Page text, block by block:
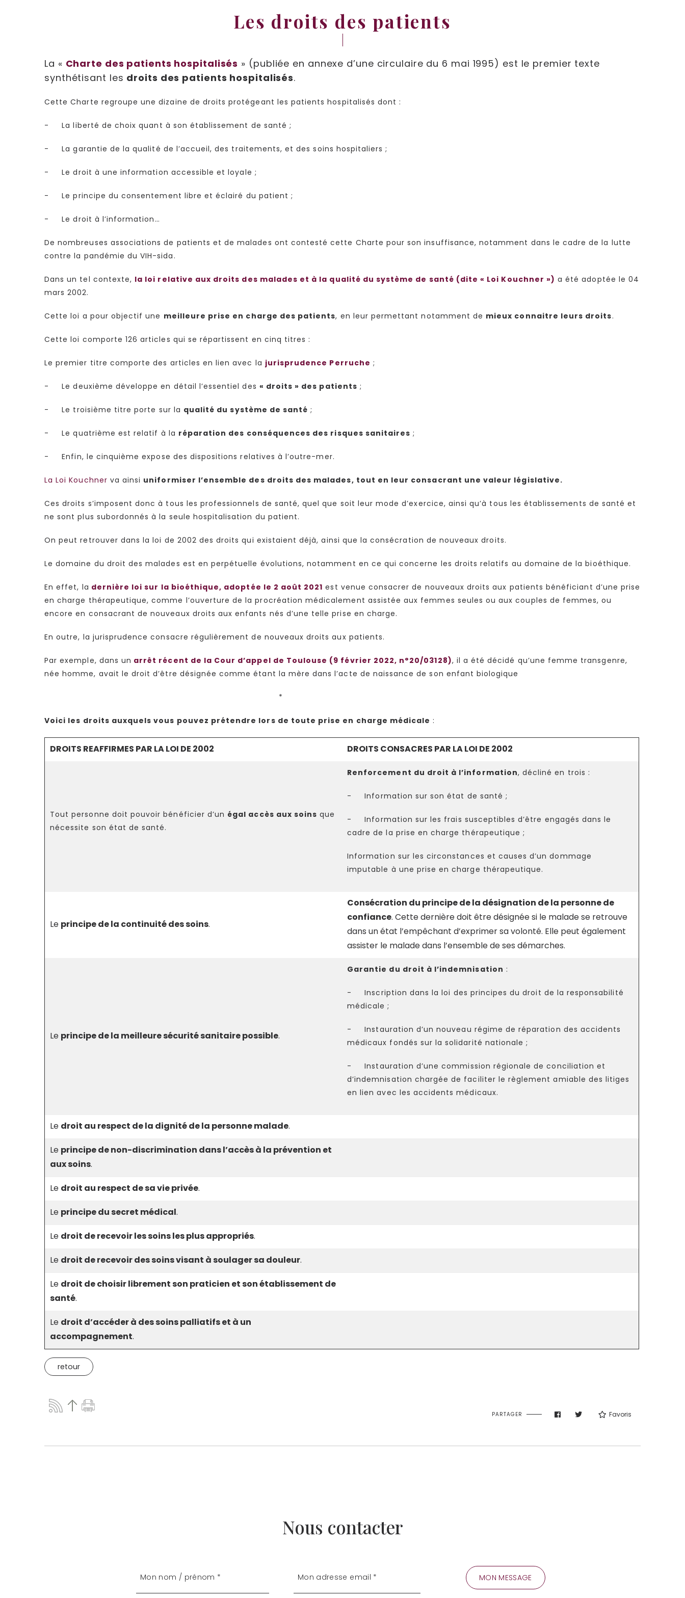
Les droits des patients
La « Charte des patients hospitalisés » (publiée en annexe d’une circulaire du 6 mai 1995) est le premier texte
synthétisant les droits des patients hospitalisés.
Cette Charte regroupe une dizaine de droits protégeant les patients hospitalisés dont :
- La liberté de choix quant à son établissement de santé ;
- La garantie de la qualité de l’accueil, des traitements, et des soins hospitaliers ;
- Le droit à une information accessible et loyale ;
- Le principe du consentement libre et éclairé du patient ;
- Le droit à l’information…
De nombreuses associations de patients et de malades ont contesté cette Charte pour son insuffisance, notamment dans le cadre de la lutte
contre la pandémie du VIH-sida.
Dans un tel contexte, la loi relative aux droits des malades et à la qualité du système de santé (dite « Loi Kouchner ») a été adoptée le 04
mars 2002.
Cette loi a pour objectif une meilleure prise en charge des patients, en leur permettant notamment de mieux connaitre leurs droits.
Cette loi comporte 126 articles qui se répartissent en cinq titres :
Le premier titre comporte des articles en lien avec la jurisprudence Perruche ;
- Le deuxième développe en détail l’essentiel des « droits » des patients ;
- Le troisième titre porte sur la qualité du système de santé ;
- Le quatrième est relatif à la réparation des conséquences des risques sanitaires ;
- Enfin, le cinquième expose des dispositions relatives à l’outre-mer.
La Loi Kouchner va ainsi uniformiser l’ensemble des droits des malades, tout en leur consacrant une valeur législative.
Ces droits s’imposent donc à tous les professionnels de santé, quel que soit leur mode d’exercice, ainsi qu’à tous les établissements de santé et
ne sont plus subordonnés à la seule hospitalisation du patient.
On peut retrouver dans la loi de 2002 des droits qui existaient déjà, ainsi que la consécration de nouveaux droits.
Le domaine du droit des malades est en perpétuelle évolutions, notamment en ce qui concerne les droits relatifs au domaine de la bioéthique.
En effet, la dernière loi sur la bioéthique, adoptée le 2 août 2021 est venue consacrer de nouveaux droits aux patients bénéficiant d’une prise
en charge thérapeutique, comme l’ouverture de la procréation médicalement assistée aux femmes seules ou aux couples de femmes, ou
encore en consacrant de nouveaux droits aux enfants nés d’une telle prise en charge.
En outre, la jurisprudence consacre régulièrement de nouveaux droits aux patients.
Par exemple, dans un arrêt récent de la Cour d’appel de Toulouse (9 février 2022, n°20/03128), il a été décidé qu’une femme transgenre,
née homme, avait le droit d’être désignée comme étant la mère dans l’acte de naissance de son enfant biologique
*
Voici les droits auxquels vous pouvez prétendre lors de toute prise en charge médicale :
DROITS REAFFIRMES PAR LA LOI DE 2002 DROITS CONSACRES PAR LA LOI DE 2002
Tout personne doit pouvoir bénéficier d’un égal accès aux soins que
nécessite son état de santé.
Renforcement du droit à l’information, décliné en trois :
- Information sur son état de santé ;
- Information sur les frais susceptibles d’être engagés dans le
cadre de la prise en charge thérapeutique ;
Information sur les circonstances et causes d’un dommage
imputable à une prise en charge thérapeutique.
Le principe de la continuité des soins.
Consécration du principe de la désignation de la personne de
confiance. Cette dernière doit être désignée si le malade se retrouve
dans un état l’empêchant d’exprimer sa volonté. Elle peut également
assister le malade dans l’ensemble de ses démarches.
Le principe de la meilleure sécurité sanitaire possible.
Garantie du droit à l’indemnisation :
- Inscription dans la loi des principes du droit de la responsabilité
médicale ;
- Instauration d’un nouveau régime de réparation des accidents
médicaux fondés sur la solidarité nationale ;
- Instauration d’une commission régionale de conciliation et
d’indemnisation chargée de faciliter le règlement amiable des litiges
en lien avec les accidents médicaux.
Le droit au respect de la dignité de la personne malade.
Le principe de non-discrimination dans l’accès à la prévention et
aux soins.
Le droit au respect de sa vie privée.
Le principe du secret médical.
Le droit de recevoir les soins les plus appropriés.
Le droit de recevoir des soins visant à soulager sa douleur.
Le droit de choisir librement son praticien et son établissement de
santé.
Le droit d’accéder à des soins palliatifs et à un
accompagnement.
retour
PARTAGER Favoris
Nous contacter